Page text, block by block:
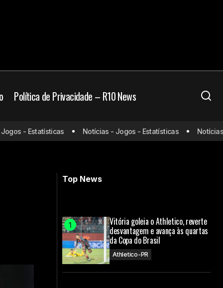
Política de Privacidade – R10 News
“Noite
Imprensa internacional chama Neymar
de lento após derrota no Maracanã
- Estatísticas Notícias - Jogos - Estatísticas Notícias -
Top News
Vitória goleia o Athletico, reverte
desvantagem e avança às quartas
da Copa do Brasil
Athletico-PR